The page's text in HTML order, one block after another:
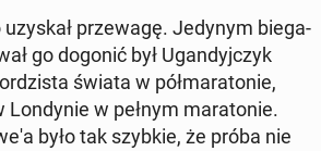
prze­wa­gę. Jedynym bie­ga­
go dogonić był Ugan­dyj­czyk
świata w pół­ma­ra­to­nie,
Lon­dy­nie w pełnym ma­ra­to­nie.
było tak szybkie, że próba nie